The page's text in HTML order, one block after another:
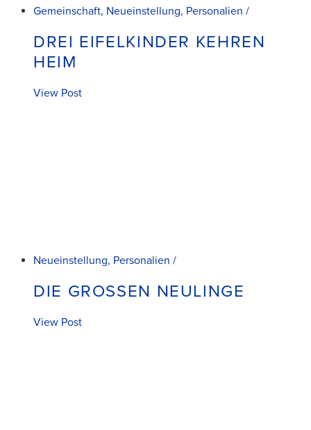
Gemeinschaft, Neueinstellung, Personalien /
DREI EIFELKINDER KEHREN
HEIM
View Post
Neueinstellung, Personalien /
DIE GROSSEN NEULINGE
View Post